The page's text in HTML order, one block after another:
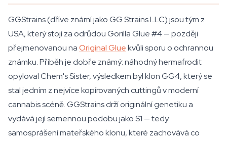
GGStrains (dříve známí jako GG Strains LLC) jsou tým z
USA, který stojí za odrůdou Gorilla Glue #4 — později
přejmenovanou naOriginal Gluekvůli sporu o ochrannou
známku. Příběh je dobře známý: náhodný hermafrodit
opyloval Chem's Sister, výsledkem byl klon GG4, který se
stal jedním z nejvíce kopírovaných cuttingů v moderní
cannabis scéně. GGStrains drží originální genetiku a
vydává její semennou podobu jako S1 — tedy
samosprášení mateřského klonu, které zachovává co